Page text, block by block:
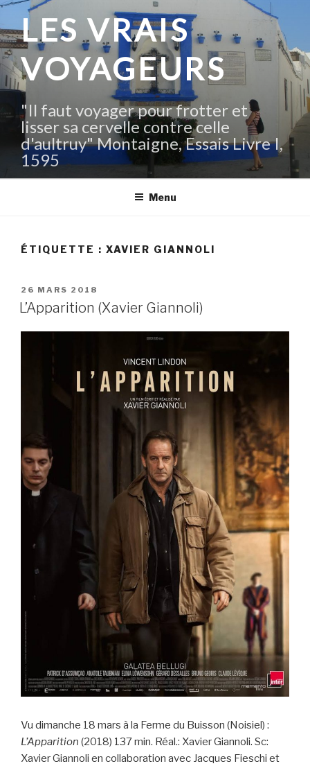
Aller
contenu
principal
LES VRAIS
VOYAGEURS
"Il faut voyager pour frotter et
lisser sa cervelle contre celle
d'aultruy" Montaigne, Essais Livre I,
1595
Menu
ÉTIQUETTE : XAVIER GIANNOLI
PUBLIÉ
LE
26 MARS 2018
L’Apparition (Xavier Giannoli)
Vu dimanche 18 mars à la Ferme du Buisson (Noisiel) :
L’Apparition (2018) 137 min. Réal.: Xavier Giannoli. Sc:
Xavier Giannoli en collaboration avec Jacques Fieschi et